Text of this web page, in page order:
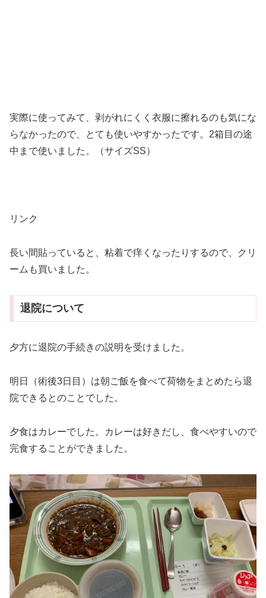
実際に使ってみて、剥がれにくく衣服に擦れるのも気にな
らなかったので、とても使いやすかったです。2箱目の途
中まで使いました。（サイズSS）
リンク
長い間貼っていると、粘着で痒くなったりするので、クリ
ームも買いました。
退院について
夕方に退院の手続きの説明を受けました。
明日（術後3日目）は朝ご飯を食べて荷物をまとめたら退
院できるとのことでした。
夕食はカレーでした。カレーは好きだし、食べやすいので
完食することができました。